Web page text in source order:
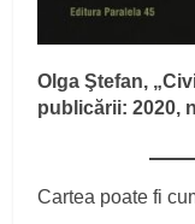
Olga Ştefan,
publicării: 2020,
Cartea poate fi